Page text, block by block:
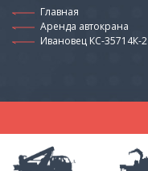
Главная
Аренда автокрана
Ивановец КС-35714К-2